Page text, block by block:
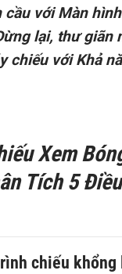
với Màn
lại, thư giãn
chiếu với Khả
Xem
Tích 5
chiếu